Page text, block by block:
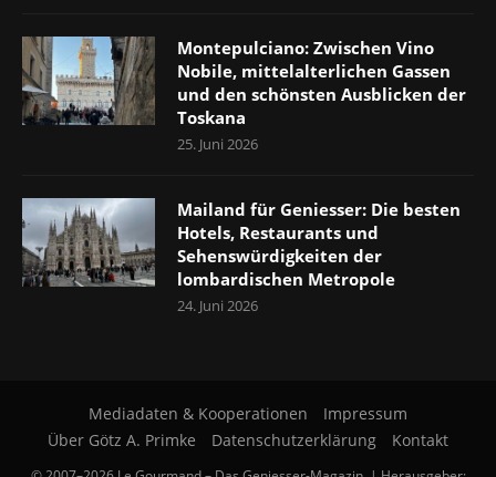
Montepulciano: Zwischen Vino
Nobile, mittelalterlichen Gassen
und den schönsten Ausblicken der
Toskana
25. Juni 2026
Mailand für Geniesser: Die besten
Hotels, Restaurants und
Sehenswürdigkeiten der
lombardischen Metropole
24. Juni 2026
Mediadaten & Kooperationen
Impressum
Über Götz A. Primke
Datenschutzerklärung Kontakt